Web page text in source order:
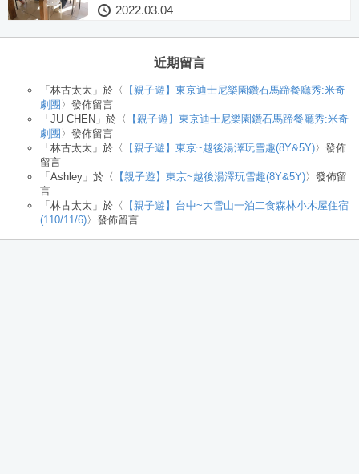
2022.03.04
近期留言
「 林古太太 」於〈
【親子遊】東京迪士尼樂園鑽石馬蹄餐廳秀:米奇
劇團 〉發佈留言
「 JU CHEN 」於〈
【親子遊】東京迪士尼樂園鑽石馬蹄餐廳秀:米奇
劇團 〉發佈留言
「 林古太太 」於〈 【親子遊】東京~越後湯澤玩雪趣(8Y&5Y)〉發佈
留言
「 Ashley 」於〈 【親子遊】東京~越後湯澤玩雪趣(8Y&5Y)〉發佈留
言
「 林古太太 」於〈
【親子遊】台中~大雪山一泊二食森林小木屋住宿
(110/11/6)〉發佈留言